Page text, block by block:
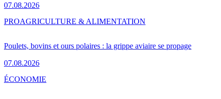
07.08.2026
Poulets, bovins et ours polaires : la grippe aviaire se propage
07.08.2026
PROAGRICULTURE & ALIMENTATION
ÉCONOMIE